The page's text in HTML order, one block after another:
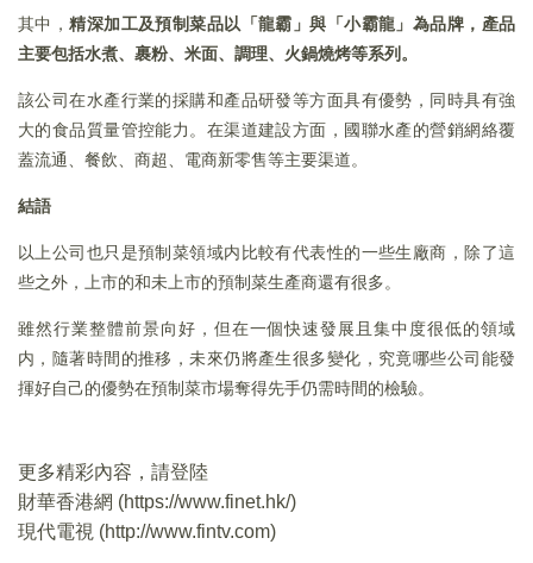
其中，精深加工及預制菜品以「龍霸」與「小霸龍」為品牌，產品
主要包括水煮、裹粉、米面、調理、火鍋燒烤等系列。
該公司在水產行業的採購和產品研發等方面具有優勢，同時具有強
大的食品質量管控能力。在渠道建設方面，國聯水產的營銷網絡覆
蓋流通、餐飲、商超、電商新零售等主要渠道。
結語
以上公司也只是預制菜領域内比較有代表性的一些生廠商，除了這
些之外，上市的和未上市的預制菜生產商還有很多。
雖然行業整體前景向好，但在一個快速發展且集中度很低的領域
内，隨著時間的推移，未來仍將產生很多變化，究竟哪些公司能發
揮好自己的優勢在預制菜市場奪得先手仍需時間的檢驗。
更多精彩內容，請登陸
財華香港網 (https://www.finet.hk/)
現代電視 (http://www.fintv.com)